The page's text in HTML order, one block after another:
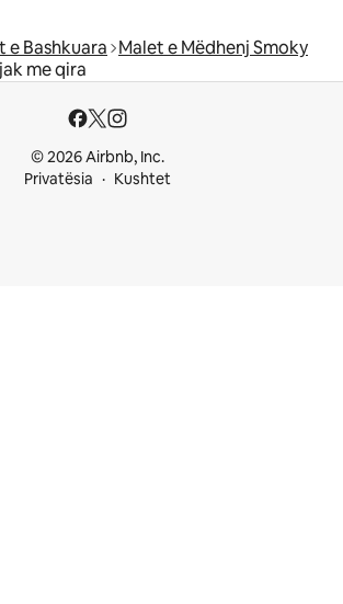
e Bashkuara Malet e Mëdhenj Smoky
me qira
© 2026 Airbnb, Inc.
Privatësia
Kushtet